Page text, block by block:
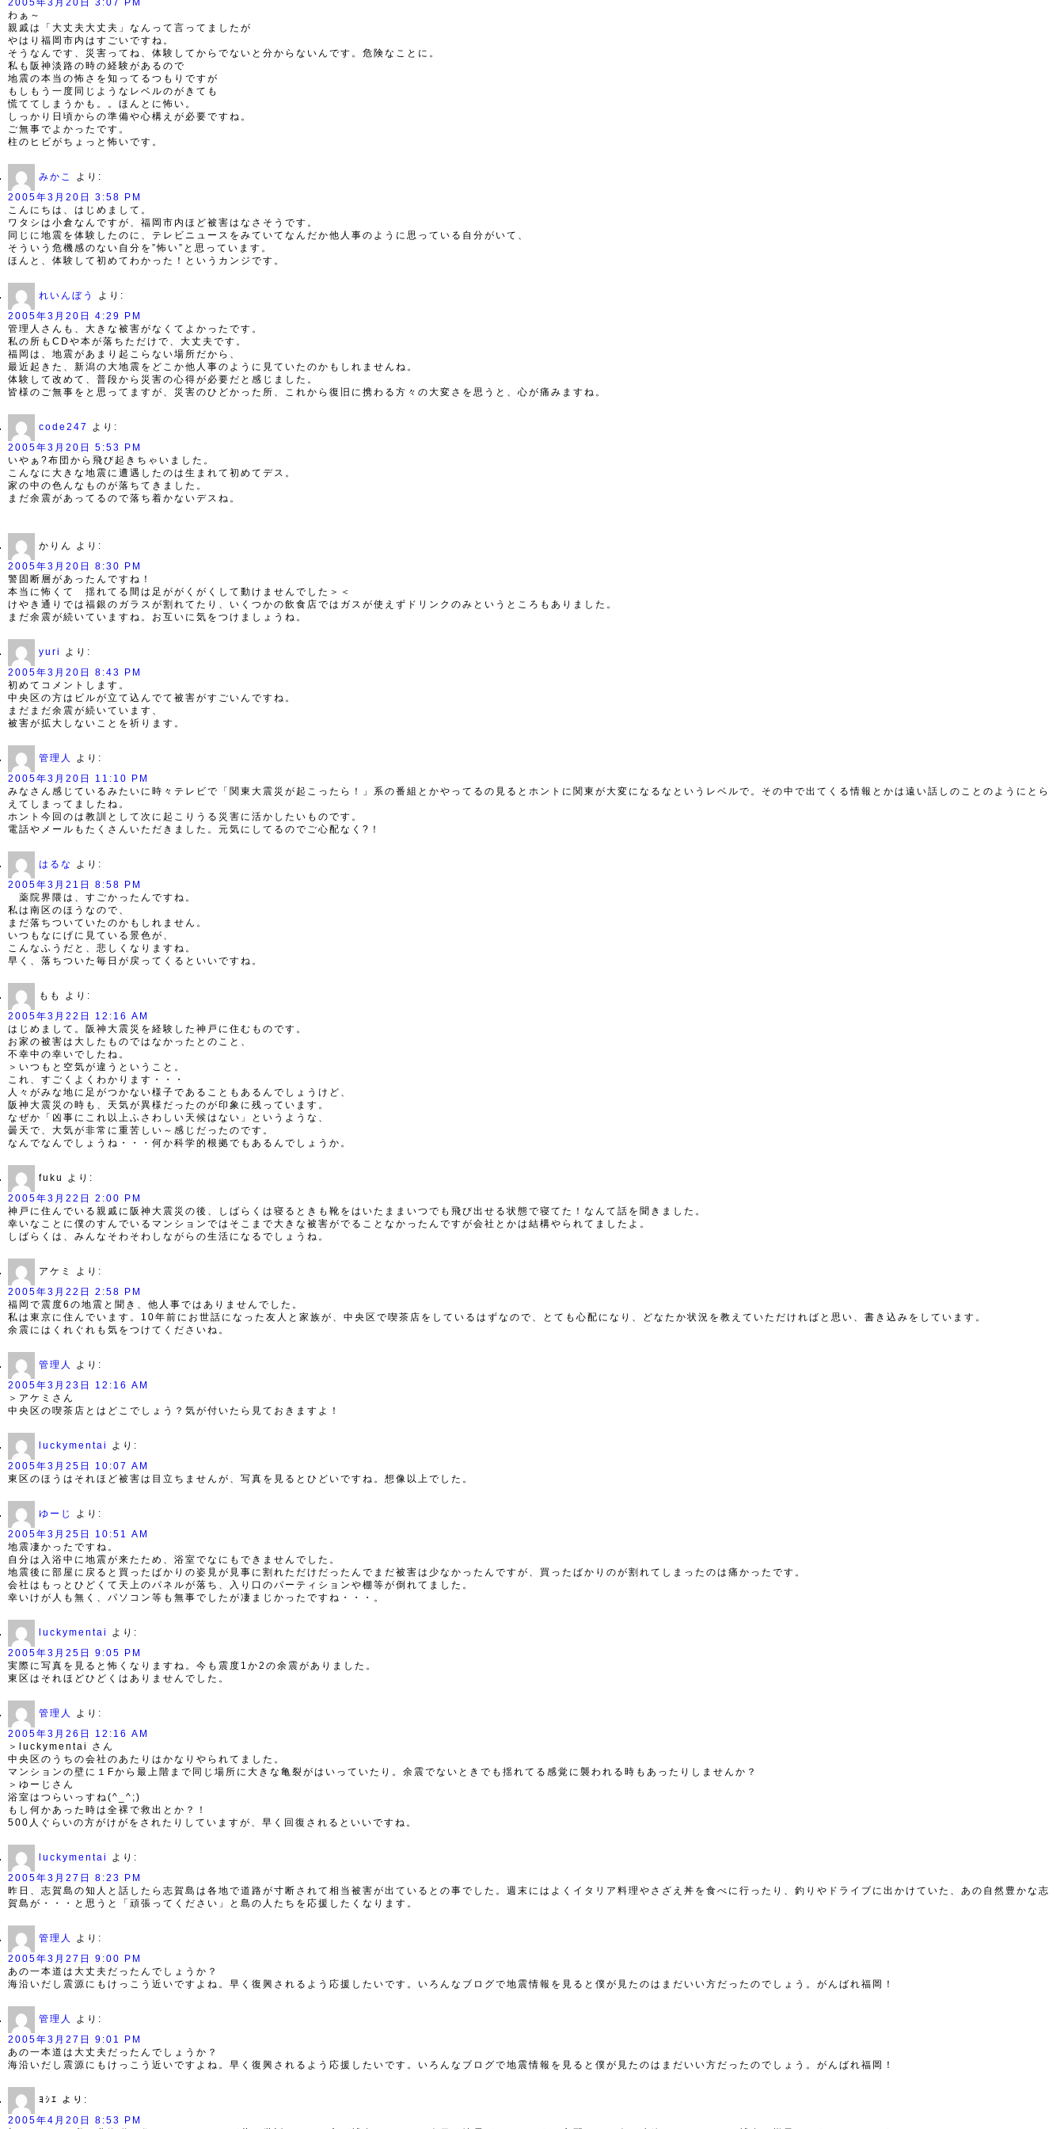
2005年3月20日 3:07 PM
わぁ～
親戚は「大丈夫大丈夫」なんって言ってましたが
やはり福岡市内はすごいですね。
そうなんです、災害ってね、体験してからでないと分からないんです。危険なことに。
私も阪神淡路の時の経験があるので
地震の本当の怖さを知ってるつもりですが
もしもう一度同じようなレベルのがきても
慌ててしまうかも。。ほんとに怖い。
しっかり日頃からの準備や心構えが必要ですね。
ご無事でよかったです。
柱のヒビがちょっと怖いです。
みかこ
より:
2005年3月20日 3:58 PM
こんにちは、はじめまして。
ワタシは小倉なんですが、福岡市内ほど被害はなさそうです。
同じに地震を体験したのに、テレビニュースをみていてなんだか他人事のように思っている自分がいて、
そういう危機感のない自分を”怖い”と思っています。
ほんと、体験して初めてわかった！というカンジです。
れいんぼう
より:
2005年3月20日 4:29 PM
管理人さんも、大きな被害がなくてよかったです。
私の所もCDや本が落ちただけで、大丈夫です。
福岡は、地震があまり起こらない場所だから、
最近起きた、新潟の大地震をどこか他人事のように見ていたのかもしれませんね。
体験して改めて、普段から災害の心得が必要だと感じました。
皆様のご無事をと思ってますが、災害のひどかった所、これから復旧に携わる方々の大変さを思うと、心が痛みますね。
code247
より:
2005年3月20日 5:53 PM
いやぁ?布団から飛び起きちゃいました。
こんなに大きな地震に遭遇したのは生まれて初めてデス。
家の中の色んなものが落ちてきました。
まだ余震があってるので落ち着かないデスね。
かりん
より:
2005年3月20日 8:30 PM
警固断層があったんですね！
本当に怖くて 揺れてる間は足ががくがくして動けませんでした＞＜
けやき通りでは福銀のガラスが割れてたり、いくつかの飲食店ではガスが使えずドリンクのみというところもありました。
まだ余震が続いていますね。お互いに気をつけましょうね。
yuri
より:
2005年3月20日 8:43 PM
初めてコメントします。
中央区の方はビルが立て込んでて被害がすごいんですね。
まだまだ余震が続いています、
被害が拡大しないことを祈ります。
管理人
より:
2005年3月20日 11:10 PM
みなさん感じているみたいに時々テレビで「関東大震災が起こったら！」系の番組とかやってるの見るとホントに関東が大変になるなというレベルで。その中で出てくる情報とかは遠い話しのことのようにとら
えてしまってましたね。
ホント今回のは教訓として次に起こりうる災害に活かしたいものです。
電話やメールもたくさんいただきました。元気にしてるのでご心配なく?！
はるな
より:
2005年3月21日 8:58 PM
薬院界隈は、すごかったんですね。
私は南区のほうなので、
まだ落ちついていたのかもしれません。
いつもなにげに見ている景色が、
こんなふうだと、悲しくなりますね。
早く、落ちついた毎日が戻ってくるといいですね。
もも
より:
2005年3月22日 12:16 AM
はじめまして。阪神大震災を経験した神戸に住むものです。
お家の被害は大したものではなかったとのこと、
不幸中の幸いでしたね。
＞いつもと空気が違うということ。
これ、すごくよくわかります・・・
人々がみな地に足がつかない様子であることもあるんでしょうけど、
阪神大震災の時も、天気が異様だったのが印象に残っています。
なぜか「凶事にこれ以上ふさわしい天候はない」というような、
曇天で、大気が非常に重苦しい～感じだったのです。
なんでなんでしょうね・・・何か科学的根拠でもあるんでしょうか。
fuku
より:
2005年3月22日 2:00 PM
神戸に住んでいる親戚に阪神大震災の後、しばらくは寝るときも靴をはいたままいつでも飛び出せる状態で寝てた！なんて話を聞きました。
幸いなことに僕のすんでいるマンションではそこまで大きな被害がでることなかったんですが会社とかは結構やられてましたよ。
しばらくは、みんなそわそわしながらの生活になるでしょうね。
アケミ
より:
2005年3月22日 2:58 PM
福岡で震度6の地震と聞き、他人事ではありませんでした。
私は東京に住んでいます。10年前にお世話になった友人と家族が、中央区で喫茶店をしているはずなので、とても心配になり、どなたか状況を教えていただければと思い、書き込みをしています。
余震にはくれぐれも気をつけてくださいね。
管理人
より:
2005年3月23日 12:16 AM
＞アケミさん
中央区の喫茶店とはどこでしょう？気が付いたら見ておきますよ！
luckymentai
より:
2005年3月25日 10:07 AM
東区のほうはそれほど被害は目立ちませんが、写真を見るとひどいですね。想像以上でした。
ゆーじ
より:
2005年3月25日 10:51 AM
地震凄かったですね。
自分は入浴中に地震が来たため、浴室でなにもできませんでした。
地震後に部屋に戻ると買ったばかりの姿見が見事に割れただけだったんでまだ被害は少なかったんですが、買ったばかりのが割れてしまったのは痛かったです。
会社はもっとひどくて天上のパネルが落ち、入り口のパーティションや棚等が倒れてました。
幸いけが人も無く、パソコン等も無事でしたが凄まじかったですね・・・。
luckymentai
より:
2005年3月25日 9:05 PM
実際に写真を見ると怖くなりますね。今も震度1か2の余震がありました。
東区はそれほどひどくはありませんでした。
管理人
より:
2005年3月26日 12:16 AM
＞luckymentai さん
中央区のうちの会社のあたりはかなりやられてました。
マンションの壁に１Fから最上階まで同じ場所に大きな亀裂がはいっていたり。余震でないときでも揺れてる感覚に襲われる時もあったりしませんか？
＞ゆーじさん
浴室はつらいっすね(^_^;)
もし何かあった時は全裸で救出とか？！
500人ぐらいの方がけがをされたりしていますが、早く回復されるといいですね。
luckymentai
より:
2005年3月27日 8:23 PM
昨日、志賀島の知人と話したら志賀島は各地で道路が寸断されて相当被害が出ているとの事でした。週末にはよくイタリア料理やさざえ丼を食べに行ったり、釣りやドライブに出かけていた、あの自然豊かな志
賀島が・・・と思うと「頑張ってください」と島の人たちを応援したくなります。
管理人
より:
2005年3月27日 9:00 PM
あの一本道は大丈夫だったんでしょうか？
海沿いだし震源にもけっこう近いですよね。早く復興されるよう応援したいです。いろんなブログで地震情報を見ると僕が見たのはまだいい方だったのでしょう。がんばれ福岡！
管理人
より:
2005年3月27日 9:01 PM
あの一本道は大丈夫だったんでしょうか？
海沿いだし震源にもけっこう近いですよね。早く復興されるよう応援したいです。いろんなブログで地震情報を見ると僕が見たのはまだいい方だったのでしょう。がんばれ福岡！
ﾖｼｴ より:
2005年4月20日 8:53 PM